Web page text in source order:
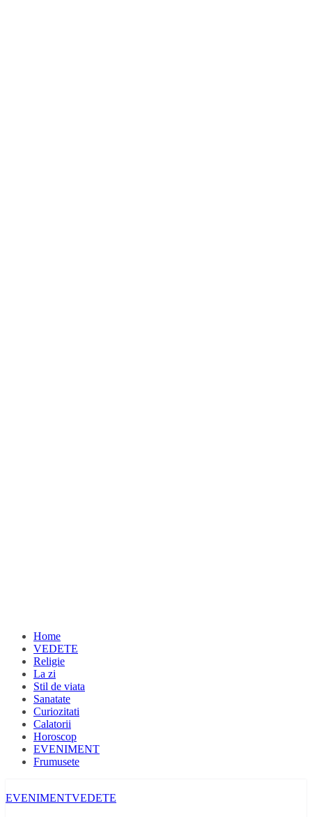
Home
VEDETE
Religie
La zi
Stil de viata
Sanatate
Curiozitati
Calatorii
Horoscop
EVENIMENT
Frumusete
EVENIMENTVEDETE